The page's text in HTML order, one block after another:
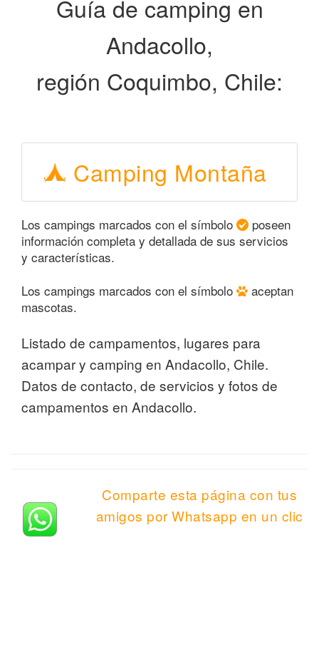
Guía de camping en
Andacollo,
región Coquimbo, Chile:
Camping Montaña
Los campings marcados con el símbolo
poseen
información completa y detallada de sus servicios
y características.
Los campings marcados con el símbolo
aceptan
mascotas.
Listado de campamentos, lugares para
acampar y camping en Andacollo, Chile.
Datos de contacto, de servicios y fotos de
campamentos en Andacollo.
Comparte esta página con tus
amigos por Whatsapp en un clic